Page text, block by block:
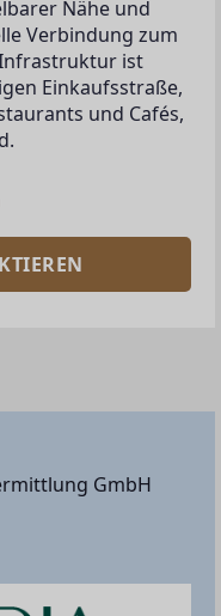
Nähe und
Verbindung zum
ist
Einkaufsstraße,
und Cafés,
GmbH